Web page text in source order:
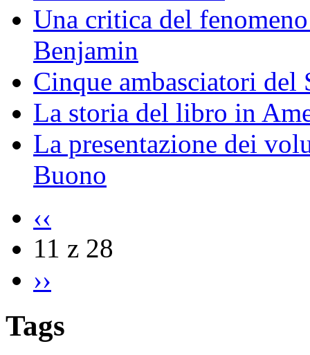
Una critica del
Benjamin
Cinque ambasciatori del
La storia del libro in
La presentazione dei
Buono
‹‹
11 z 28
››
Tags